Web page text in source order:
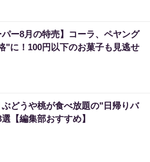
パー8月の特売】コーラ、ペヤング
"に！100円以下のお菓子も見逃せ
どうや桃が食べ放題の"日帰りバ
【編集部おすすめ】